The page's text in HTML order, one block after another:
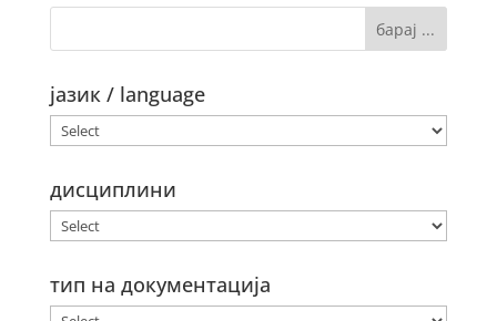
јазик / language
дисциплини
тип на документација